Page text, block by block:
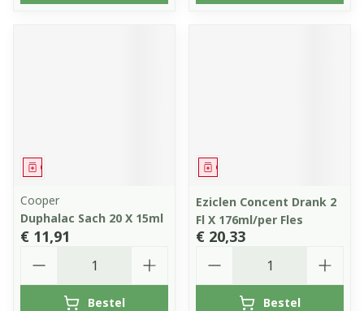
Geneesmiddel
Cooper
Duphalac Sach 20 X 15ml
€ 11,91
Bestel
Geneesmiddel
Eziclen Concent Drank 2
Fl X 176ml/per Fles
€ 20,33
Bestel